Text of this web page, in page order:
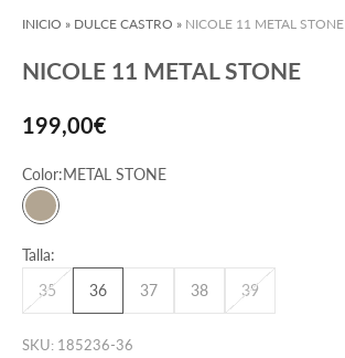
INICIO » DULCE CASTRO » NICOLE 11 METAL STONE
NICOLE 11 METAL STONE
Precio de oferta
199,00€
Color:METAL STONE
METAL STONE
Talla:
35
36 37 38 39
SKU: 185236-36